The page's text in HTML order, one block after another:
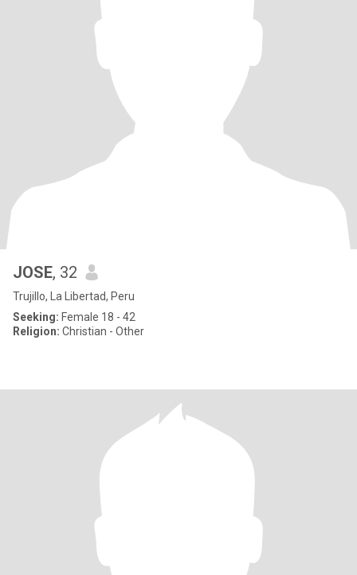
JOSE, 32
Trujillo, La Libertad, Peru
Seeking: Female 18 - 42
Religion: Christian - Other